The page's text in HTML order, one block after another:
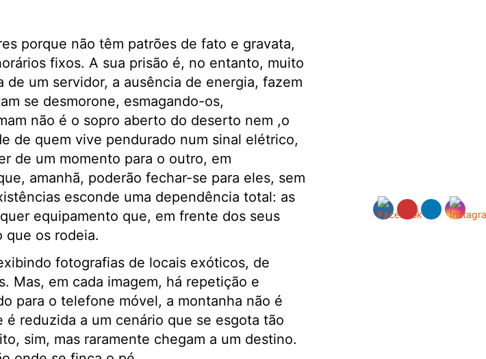
porque não têm patrões de fato e gravata,
fixos. A sua prisão é, no entanto, muito
um servidor, a ausência de energia, fazem
se desmorone, esmagando-os,
não é o sopro aberto do deserto nem ,o
de quem vive pendurado num sinal elétrico,
de um momento para o outro, em
amanhã, poderão fechar-se para eles, sem
esconde uma dependência total: as
equipamento que, em frente dos seus
que os rodeia.
fotografias de locais exóticos, de
Mas, em cada imagem, há repetição e
para o telefone móvel, a montanha não é
reduzida a um cenário que se esgota tão
sim, mas raramente chegam a um destino.